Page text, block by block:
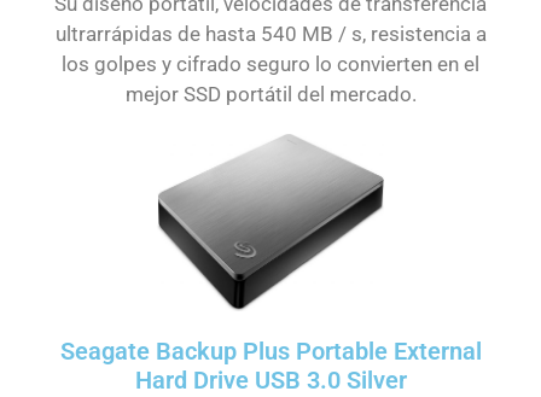
ultrarrápidas de hasta 540 MB / s, resistencia a
los golpes y cifrado seguro lo convierten en el
mejor SSD portátil del mercado.
Seagate Backup Plus Portable External
Hard Drive USB 3.0 Silver